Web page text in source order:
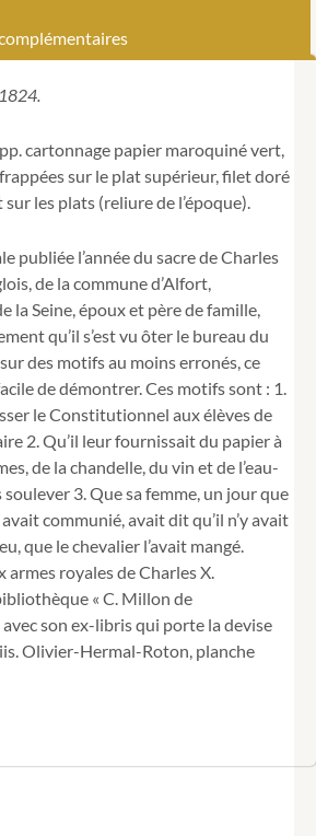
le
d’État
des
contributions
Gérard
buraliste
avait
cartonnage papier maroquiné vert,
sur le plat supérieur, filet doré
sur les plats (reliure de l’époque).
publiée l’année du sacre de Charles
de la commune d’Alfort,
la Seine, époux et père de famille,
qu’il s’est vu ôter le bureau du
des motifs au moins erronés, ce
de démontrer. Ces motifs sont : 1.
le Constitutionnel aux élèves de
2. Qu’il leur fournissait du papier à
de la chandelle, du vin et de l’eau-
3. Que sa femme, un jour que
communié, avait dit qu’il n’y avait
que le chevalier l’avait mangé.
armes royales de Charles X.
« C. Millon de
son ex-libris qui porte la devise
Olivier-Hermal-Roton, planche